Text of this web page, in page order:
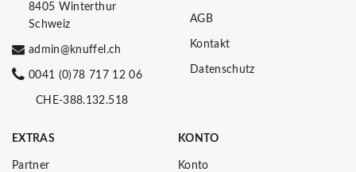
8405 Winterthur
Schweiz
admin@knuffel.ch
0041 (0)78 717 12 06
CHE-388.132.518
AGB
Kontakt
Datenschutz
EXTRAS
Partner
KONTO
Konto